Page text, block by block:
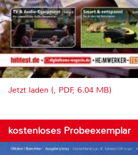
Jetzt laden (, PDF, 6.04 MB)
kostenloses Probeexemplar